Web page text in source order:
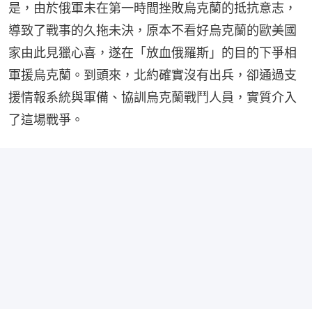
是，由於俄軍未在第一時間挫敗烏克蘭的抵抗意志，
導致了戰事的久拖未決，原本不看好烏克蘭的歐美國
家由此見獵心喜，遂在「放血俄羅斯」的目的下爭相
軍援烏克蘭。到頭來，北約確實沒有出兵，卻通過支
援情報系統與軍備、協訓烏克蘭戰鬥人員，實質介入
了這場戰爭。